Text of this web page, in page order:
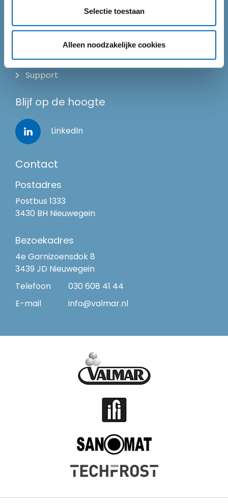
Selectie toestaan
Alleen noodzakelijke cookies
Support
Blijf op de hoogte
LinkedIn
Contact
Postadres
Postbus 1333
3430 BH Nieuwegein
Bezoekadres
4e Garnizoensdok 8
3439 JD Nieuwegein
Telefoon 030 608 41 44
E-mail info@valmar.nl